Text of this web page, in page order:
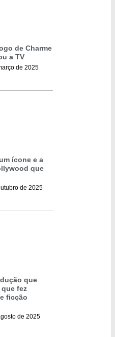
de Charme
a TV
de 2025
ícone e a
que
de 2025
que
fez
ficção
de 2025